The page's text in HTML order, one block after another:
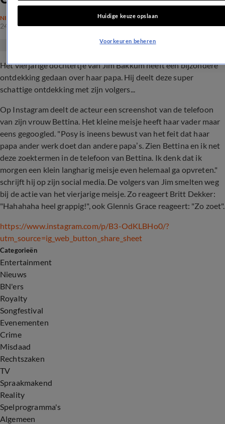
NIEUWS
24 okt 2019, 08:15
Het vierjarige dochtertje van Jim Bakkum heeft een bijzondere
ontdekking gedaan over haar papa. Hij deelt deze super
schattige ontdekking met zijn volgers...
Op Instagram deelt de acteur een screenshot van de telefoon
van zijn vrouw Bettina. Het kleine meisje heeft haar vader maar
eens gegoogled. "Posy is ineens bewust van het feit dat haar
papa ander werk doet dan andere papa’s. Zien Bettina en ik net
deze zoektermen in de telefoon van Bettina. Ik denk dat ik
morgen een klein langharig meisje even helemaal ga opvreten."
schrijft hij op zijn social media. De volgers van Jim smelten weg
bij de actie van het vierjarige meisje. Zo reageert Britt Dekker:
"Hahahaha heel grappig!", ook Glennis Grace reageert: "Zo zoet".
https://www.instagram.com/p/B3-OdKLBHo0/?
utm_source=ig_web_button_share_sheet
Categorieën
Entertainment
Nieuws
BN'ers
Royalty
Songfestival
Evenementen
Crime
Misdaad
Rechtszaken
TV
Spraakmakend
Reality
Spelprogramma's
Algemeen
Huidige keuze opslaan
Voorkeuren beheren